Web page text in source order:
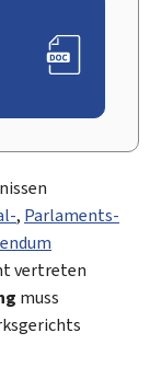
, Parlaments-
vertreten
muss